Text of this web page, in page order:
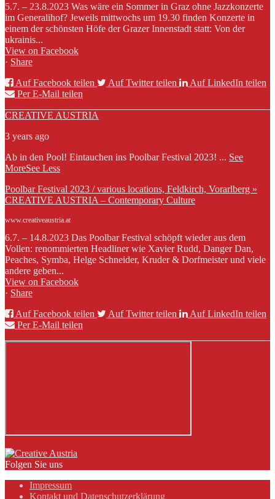
5.7. – 23.8.2023 Was wäre ein Sommer in Graz ohne Jazzkonzerte
im Generalihof? Jeweils mittwochs um 19.30 finden Konzerte in
einem der schönsten Höfe der Grazer Innenstadt statt: Von der
ukrainis...
View on Facebook
· Share
Auf Facebook teilen
Auf Twitter teilen
Auf LinkedIn teilen
Per E-Mail teilen
CREATIVE AUSTRIA
3 years ago
Ab in den Pool! Eintauchen ins Poolbar Festival 2023! ... See
MoreSee Less
Poolbar Festival 2023 / various locations, Feldkirch, Vorarlberg »
CREATIVE AUSTRIA – Contemporary Culture
www.creativeaustria.at
6.7. – 14.8.2023 Das Poolbar Festival schöpft wieder aus dem
Vollen: renommierten Headliner wie Xavier Rudd, Danger Dan,
Peaches, Symba, Helge Schneider, Kruder & Dorfmeister und viele
andere geben...
View on Facebook
· Share
Auf Facebook teilen
Auf Twitter teilen
Auf LinkedIn teilen
Per E-Mail teilen
Folgen Sie uns
Impressum
Kontakt und Datenschutzerklärung